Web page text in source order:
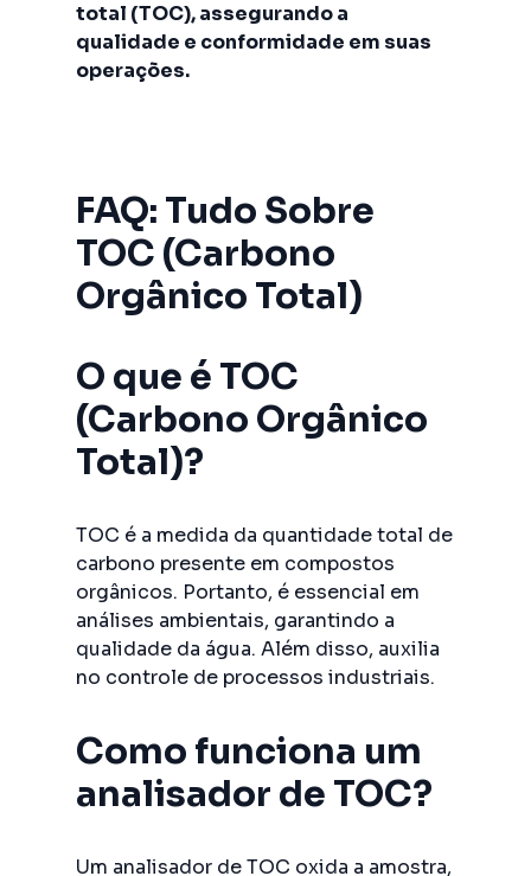
total (TOC), assegurando a
qualidade e conformidade em suas
operações.
FAQ: Tudo Sobre
TOC (Carbono
Orgânico Total)
O que é TOC
(Carbono Orgânico
Total)?
TOC é a medida da quantidade total de
carbono presente em compostos
orgânicos. Portanto, é essencial em
análises ambientais, garantindo a
qualidade da água. Além disso, auxilia
no controle de processos industriais.
Como funciona um
analisador de TOC?
Um analisador de TOC oxida a amostra,